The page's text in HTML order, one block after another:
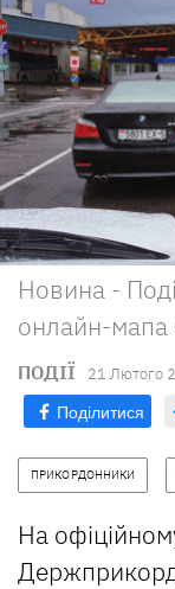
Новина -
онлайн-мапа
ПОДІЇ 21 Лютого
Поділитися
ПРИКОРДОННИКИ
На